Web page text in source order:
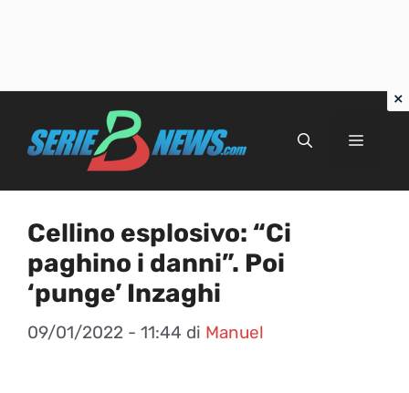
Menu
Cellino esplosivo: “Ci
paghino i danni”. Poi
‘punge’ Inzaghi
09/01/2022 - 11:44 di Manuel